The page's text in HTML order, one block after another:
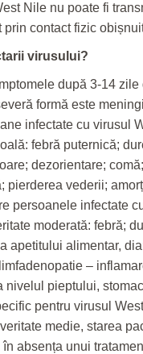
Nile nu poate fi
contact fizic
virusului?
după 3-14 zile
formă este
infectate cu virusul
febră puternică;
dezorientare;
pierderea vederii;
persoanele infectate
moderată: febră;
apetitului alimentar,
–
pieptului,
pentru virusul
medie, starea
absența unui